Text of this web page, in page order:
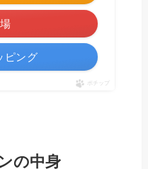
ピング
ポチップ
の中身